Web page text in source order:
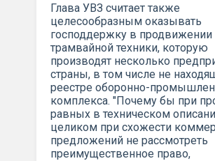
Глава УВЗ считает также
целесообразным оказывать
господдержку в продвижении
трамвайной техники, которую
производят несколько
страны, в том числе не
реестре оборонно-
комплекса. "Почему бы при
равных в техническом
целиком при схожести
предложений не рассмотреть
преимущественное право,